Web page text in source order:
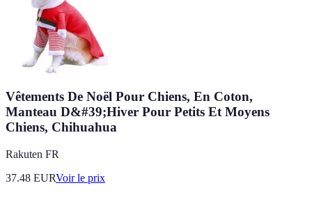
Vêtements De Noël Pour Chiens, En Coton,
Manteau D&#39;Hiver Pour Petits Et Moyens
Chiens, Chihuahua
Rakuten FR
37.48 EURVoir le prix